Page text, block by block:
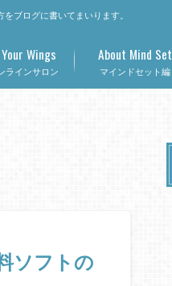
ブログに書いてまいります。
ラインサロン
Wings
マインドセット編
About Mind Set
ソフトの